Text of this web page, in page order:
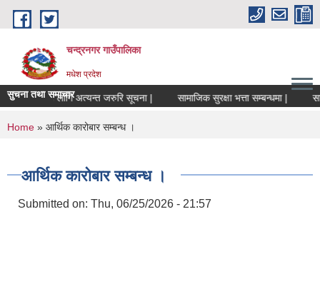
Skip to main content
चन्द्रनगर गाउँपालिका
मधेश प्रदेश
सुचना तथा समाचारलागि अत्यन्त जरुरि सूचना | सामाजिक सुरक्षा भत्ता सम्बन्धमा |
You are here
Home » आर्थिक कारोबार सम्बन्ध ।
आर्थिक कारोबार सम्बन्ध ।
Submitted on: Thu, 06/25/2026 - 21:57